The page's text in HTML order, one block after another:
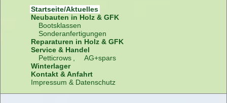
Startseite/Aktuelles
Neubauten in Holz & GFK
Bootsklassen
Sonderanfertigungen
Reparaturen in Holz & GFK
Service & Handel
Petticrows
AG+spars
Winterlager
Kontakt & Anfahrt
Impressum & Datenschutz